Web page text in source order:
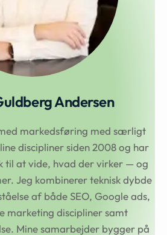
Andersen
markedsføring med særligt
discipliner siden 2008 og har
at vide, hvad der virker — og
Jeg kombinerer teknisk dybde
af både SEO, Google ads,
marketing discipliner samt
Mine samarbejder bygger på